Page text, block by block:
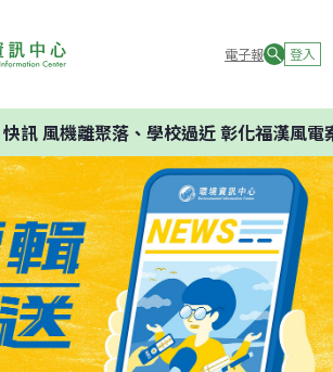
電子報 登入
快訊風機離聚落、學校過近 彰化福漢風電